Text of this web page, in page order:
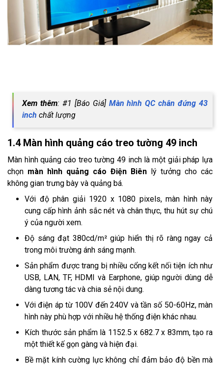
Xem thêm: #1 [Báo Giá] Màn hình QC chân đứng 43
inch chất lượng
1.4 Màn hình quảng cáo treo tường 49 inch
Màn hình quảng cáo treo tường 49 inch là một giải pháp lựa
chọn màn hình quảng cáo Điện Biên lý tưởng cho các
không gian trưng bày và quảng bá.
Với độ phân giải 1920 x 1080 pixels, màn hình này
cung cấp hình ảnh sắc nét và chân thực, thu hút sự chú
ý của người xem.
Độ sáng đạt 380cd/m² giúp hiển thị rõ ràng ngay cả
trong môi trường ánh sáng mạnh.
Sản phẩm được trang bị nhiều cổng kết nối tiện ích như
USB, LAN, TF, HDMI và Earphone, giúp người dùng dễ
dàng tương tác và chia sẻ nội dung.
Với điện áp từ 100V đến 240V và tần số 50-60Hz, màn
hình này phù hợp với nhiều hệ thống điện khác nhau.
Kích thước sản phẩm là 1152.5 x 682.7 x 83mm, tạo ra
một thiết kế gọn gàng và hiện đại.
Bề mặt kính cường lực không chỉ đảm bảo độ bền mà